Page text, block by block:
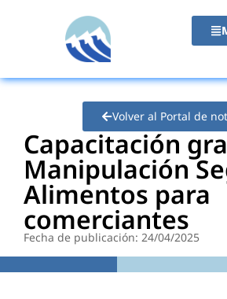
Volver al Portal de
Capacitación
Manipulación
Alimentos para
comerciantes
Fecha de publicación: 24/04/2025